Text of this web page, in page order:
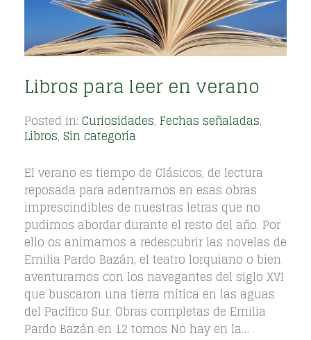
Libros para leer en verano
Posted in: Curiosidades, Fechas señaladas,
Libros, Sin categoría
El verano es tiempo de Clásicos, de lectura
reposada para adentrarnos en esas obras
imprescindibles de nuestras letras que no
pudimos abordar durante el resto del año. Por
ello os animamos a redescubrir las novelas de
Emilia Pardo Bazán, el teatro lorquiano o bien
aventurarnos con los navegantes del siglo XVI
que buscaron una tierra mítica en las aguas
del Pacífico Sur. Obras completas de Emilia
Pardo Bazán en 12 tomos No hay en la…